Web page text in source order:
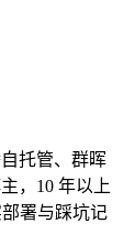
托管、群晖
，10 年以上
署与踩坑记